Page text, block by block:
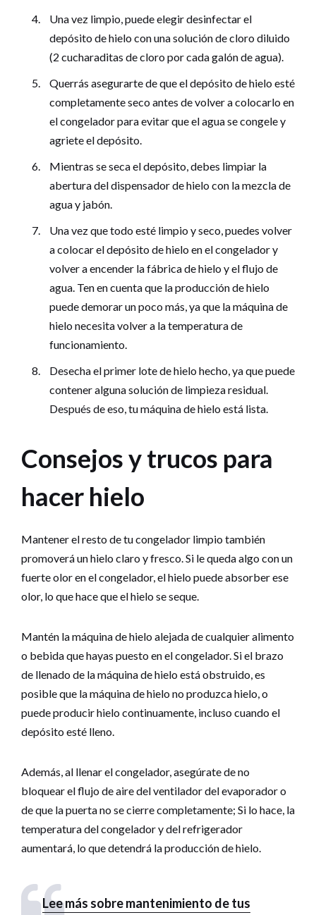
Una vez limpio, puede elegir desinfectar el
depósito de hielo con una solución de cloro diluido
(2 cucharaditas de cloro por cada galón de agua).
Querrás asegurarte de que el depósito de hielo esté
completamente seco antes de volver a colocarlo en
el congelador para evitar que el agua se congele y
agriete el depósito.
Mientras se seca el depósito, debes limpiar la
abertura del dispensador de hielo con la mezcla de
agua y jabón.
Una vez que todo esté limpio y seco, puedes volver
a colocar el depósito de hielo en el congelador y
volver a encender la fábrica de hielo y el flujo de
agua. Ten en cuenta que la producción de hielo
puede demorar un poco más, ya que la máquina de
hielo necesita volver a la temperatura de
funcionamiento.
Desecha el primer lote de hielo hecho, ya que puede
contener alguna solución de limpieza residual.
Después de eso, tu máquina de hielo está lista.
Consejos y trucos para
hacer hielo
Mantener el resto de tu congelador limpio también
promoverá un hielo claro y fresco. Si le queda algo con un
fuerte olor en el congelador, el hielo puede absorber ese
olor, lo que hace que el hielo se seque.
Mantén la máquina de hielo alejada de cualquier alimento
o bebida que hayas puesto en el congelador. Si el brazo
de llenado de la máquina de hielo está obstruido, es
posible que la máquina de hielo no produzca hielo, o
puede producir hielo continuamente, incluso cuando el
depósito esté lleno.
Además, al llenar el congelador, asegúrate de no
bloquear el flujo de aire del ventilador del evaporador o
de que la puerta no se cierre completamente; Si lo hace, la
temperatura del congelador y del refrigerador
aumentará, lo que detendrá la producción de hielo.
Lee más sobre mantenimiento de tus